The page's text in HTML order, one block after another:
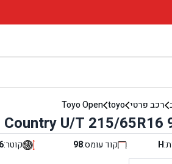
רכב פרטי toyo
Toyo Open
Country U/T 215/65R16
H קוד עומס:98 קוטר: